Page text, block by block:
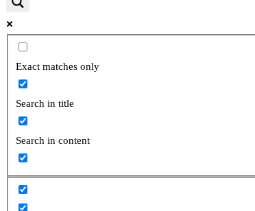
search
Exact matches only
Search in title
Search in content